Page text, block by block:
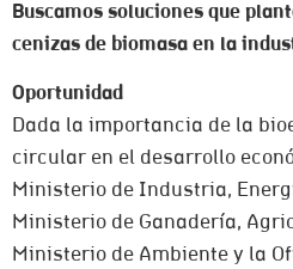
Buscamos soluciones que
cenizas de biomasa en la
Oportunidad
Dada la importancia de la
circular en el desarrollo
Ministerio de Industria,
Ministerio de Ganadería,
Ministerio de Ambiente y la